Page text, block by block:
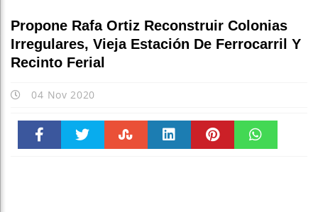
Propone Rafa Ortiz Reconstruir Colonias
Irregulares, Vieja Estación De Ferrocarril Y
Recinto Ferial
04 Nov 2020